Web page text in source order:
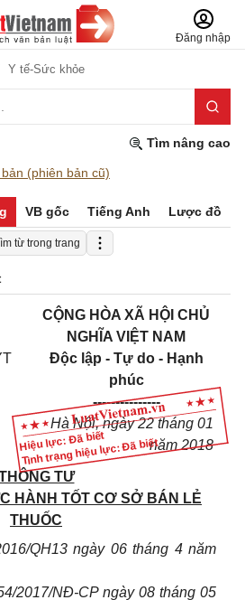
Đăng nhập
Y tế-Sức khỏe
Tìm nâng cao
(phiên bản cũ)
VB gốc Tiếng Anh Lược đồ
từ trong trang
Hiệu lực: Đã biết
Tình trạng hiệu lực: Đã biết
CỘNG HÒA XÃ HỘI CHỦ
NGHĨA VIỆT NAM
Độc lập - Tự do - Hạnh
phúc
---------------
Hà Nội, ngày 22 tháng 01
năm 2018
TƯ
HÀNH TỐT CƠ SỞ BÁN LẺ
THUỐC
16/QH13 ngày 06tháng 4 năm
2017/NĐ-CP ngày 08 tháng 05